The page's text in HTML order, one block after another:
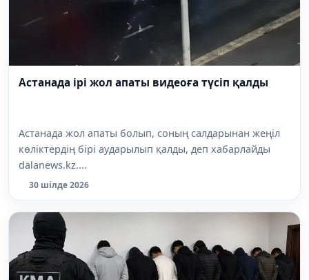
Астанада ірі жол апаты видеоға түсіп қалды
Астанада жол апаты болып, соның салдарынан жеңіл
көліктердің бірі аударылып қалды, деп хабарлайды
dalanews.kz....
30 шілде 2026